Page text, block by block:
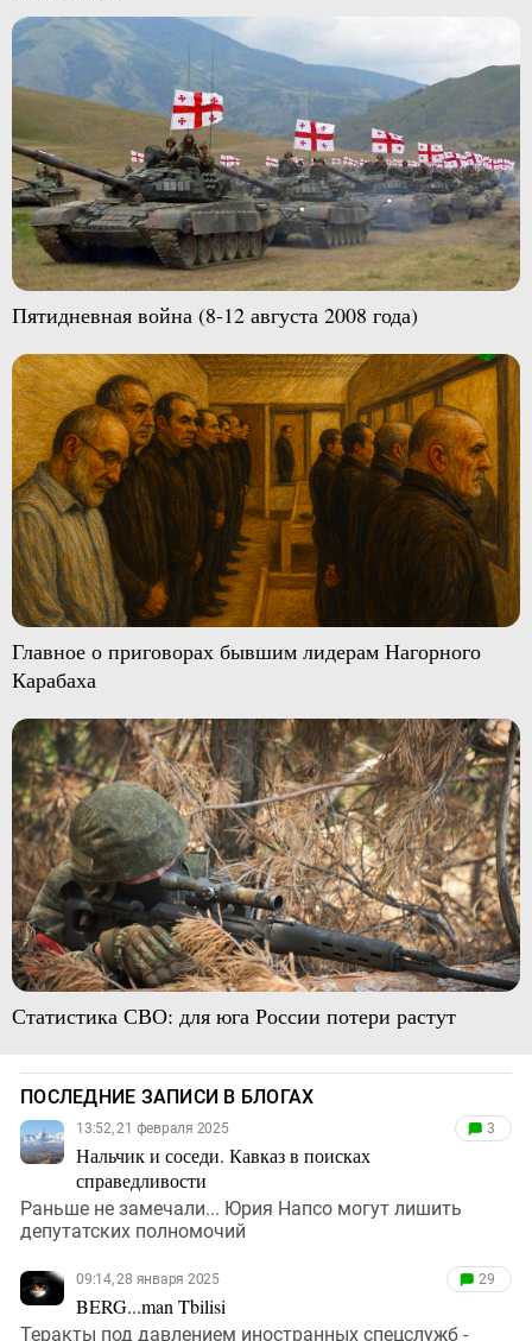
Пятидневная война (8-12 августа 2008 года)
Главное о приговорах бывшим лидерам Нагорного
Карабаха
Статистика СВО: для юга России потери растут
ПОСЛЕДНИЕ ЗАПИСИ В БЛОГАХ
13:52, 21 февраля 2025
Нальчик и соседи. Кавказ в поисках
справедливости
3
Раньше не замечали... Юрия Напсо могут лишить
депутатских полномочий
09:14, 28 января 2025
BERG...man Tbilisi
29
Теракты под давлением иностранных спецслужб -